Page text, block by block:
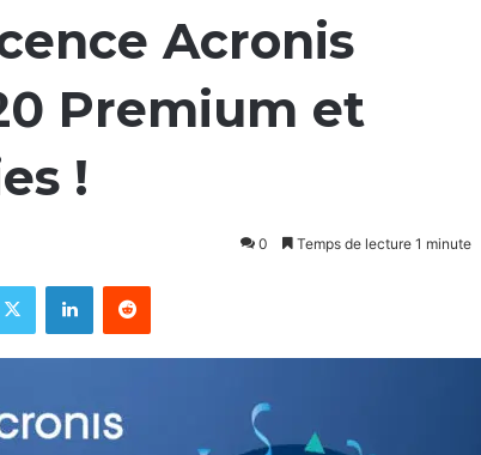
Acronis
Premium et
!
0 Temps de lecture 1 minute
X LinkedinReddit